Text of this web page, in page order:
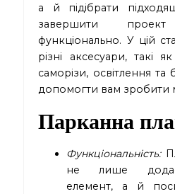
а й підібрати
завершити
функціонально. У цій
різні аксесуари, такі
саморізи, освітлення
допомогти вам зробити
Парканна
Функціональність:
не лише додає
елемент, а й